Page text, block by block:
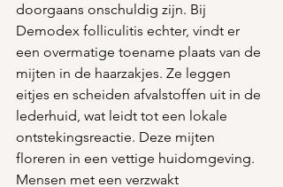
doorgaans onschuldig zijn. Bij
Demodex folliculitis echter, vindt er
een overmatige toename plaats van de
mijten in de haarzakjes. Ze leggen
eitjes en scheiden afvalstoffen uit in de
lederhuid, wat leidt tot een lokale
ontstekingsreactie. Deze mijten
floreren in een vettige huidomgeving.
Mensen met een verzwakt